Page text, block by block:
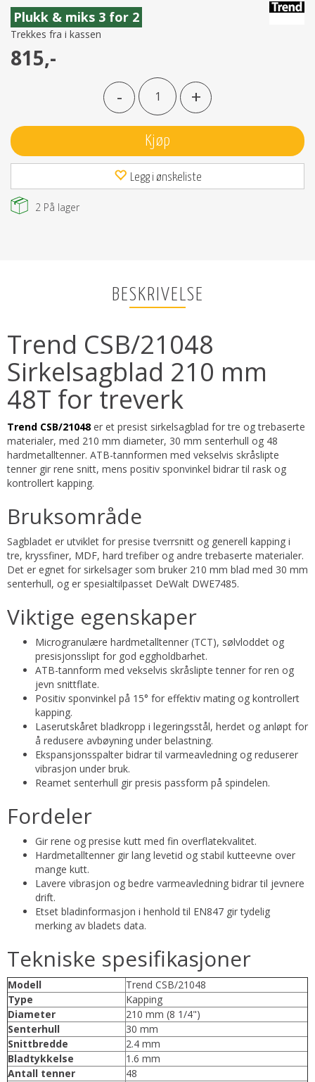
Trekkes fra i kassen
815,-
- +
Kjøp
Legg i ønskeliste
2 På lager
BESKRIVELSE
Trend CSB/21048
Sirkelsagblad 210 mm
48T for treverk
Trend CSB/21048 er et presist sirkelsagblad for tre og trebaserte
materialer, med 210 mm diameter, 30 mm senterhull og 48
hardmetalltenner. ATB-tannformen med vekselvis skråslipte
tenner gir rene snitt, mens positiv sponvinkel bidrar til rask og
kontrollert kapping.
Bruksområde
Sagbladet er utviklet for presise tverrsnitt og generell kapping i
tre, kryssfiner, MDF, hard trefiber og andre trebaserte materialer.
Det er egnet for sirkelsager som bruker 210 mm blad med 30 mm
senterhull, og er spesialtilpasset DeWalt DWE7485.
Viktige egenskaper
Microgranulære hardmetalltenner (TCT), sølvloddet og
presisjonsslipt for god eggholdbarhet.
ATB-tannform med vekselvis skråslipte tenner for ren og
jevn snittflate.
Positiv sponvinkel på 15° for effektiv mating og kontrollert
kapping.
Laserutskåret bladkropp i legeringsstål, herdet og anløpt for
å redusere avbøyning under belastning.
Ekspansjonsspalter bidrar til varmeavledning og reduserer
vibrasjon under bruk.
Reamet senterhull gir presis passform på spindelen.
Fordeler
Gir rene og presise kutt med fin overflatekvalitet.
Hardmetalltenner gir lang levetid og stabil kutteevne over
mange kutt.
Lavere vibrasjon og bedre varmeavledning bidrar til jevnere
drift.
Etset bladinformasjon i henhold til EN847 gir tydelig
merking av bladets data.
Tekniske spesifikasjoner
Modell
Trend CSB/21048
Type
Kapping
Diameter
210 mm (8 1/4")
Senterhull
30 mm
Snittbredde
2.4 mm
Bladtykkelse
1.6 mm
Antall tenner
48